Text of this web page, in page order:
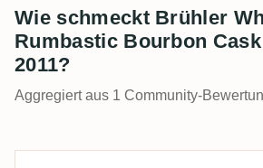
Wie schmeckt Brühler
Rumbastic Bourbon Cask
2011?
Aggregiert aus 1 Community-